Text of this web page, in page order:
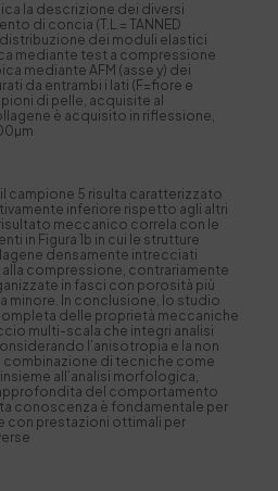
la descrizione dei diversi
di concia (T.L.= TANNED
distribuzione dei moduli elastici
mediante test a compressione
mediante AFM (asse y) dei
da entrambi i lati (F=fiore e
di pelle, acquisite al
è acquisito in riflessione,
campione 5 risulta caratterizzato
inferiore rispetto agli altri
meccanico correla con le
in Figura 1b in cui le strutture
densamente intrecciati
compressione, contrariamente
in fasci con porosità più
minore. In conclusione, lo studio
delle proprietà meccaniche
multi-scala che integri analisi
l’anisotropia e la non
combinazione di tecniche come
all’analisi morfologica,
del comportamento
conoscenza è fondamentale per
con prestazioni ottimali per